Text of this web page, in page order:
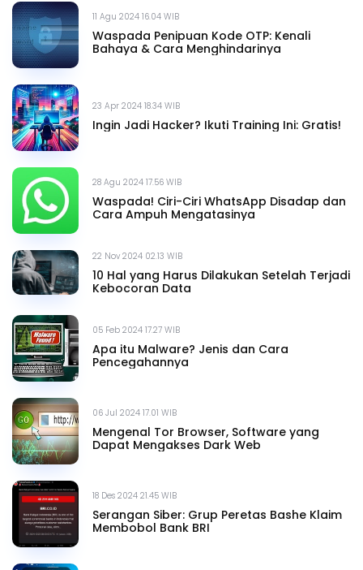
11 Agu 2024 16.04 WIB
Waspada Penipuan Kode OTP: Kenali
Bahaya & Cara Menghindarinya
23 Apr 2024 18.34 WIB
Ingin Jadi Hacker? Ikuti Training Ini: Gratis!
28 Agu 2024 17.56 WIB
Waspada! Ciri-Ciri WhatsApp Disadap dan
Cara Ampuh Mengatasinya
22 Nov 2024 02.13 WIB
10 Hal yang Harus Dilakukan Setelah Terjadi
Kebocoran Data
05 Feb 2024 17.27 WIB
Apa itu Malware? Jenis dan Cara
Pencegahannya
06 Jul 2024 17.01 WIB
Mengenal Tor Browser, Software yang
Dapat Mengakses Dark Web
18 Des 2024 21.45 WIB
Serangan Siber: Grup Peretas Bashe Klaim
Membobol Bank BRI